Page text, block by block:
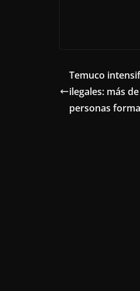
Temuco
ilegales: más
personas